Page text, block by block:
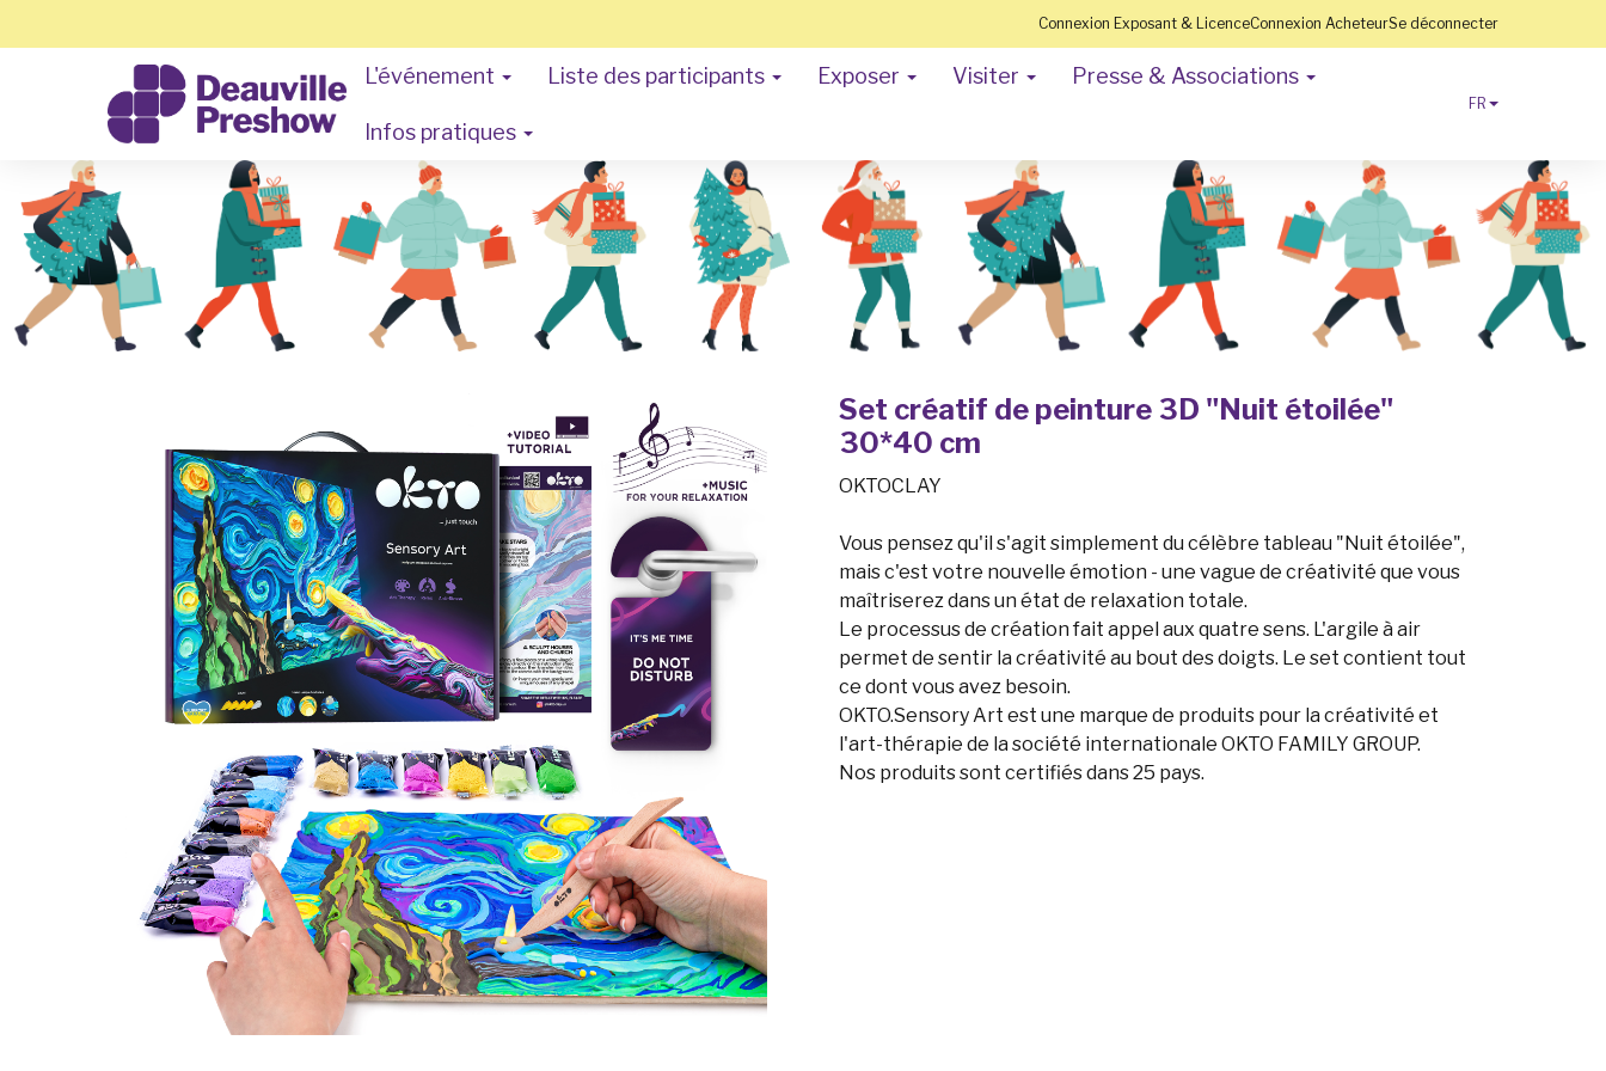
Connexion Exposant & LicenceConnexion AcheteurSe déconnecter
L'événement Liste des participants Exposer Visiter Presse & Associations
Infos pratiques
FR
Set créatif de peinture 3D "Nuit étoilée"
30*40 сm
OKTOCLAY
Vous pensez qu'il s'agit simplement du célèbre tableau "Nuit étoilée",
mais c'est votre nouvelle émotion - une vague de créativité que vous
maîtriserez dans un état de relaxation totale.
Le processus de création fait appel aux quatre sens. L'argile à air
permet de sentir la créativité au bout des doigts. Le set contient tout
ce dont vous avez besoin.
OKTO.Sensory Art est une marque de produits pour la créativité et
l'art-thérapie de la société internationale OKTO FAMILY GROUP.
Nos produits sont certifiés dans 25 pays.